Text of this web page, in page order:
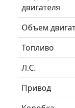
двигателя
Объем
Топливо
Л.C.
Привод